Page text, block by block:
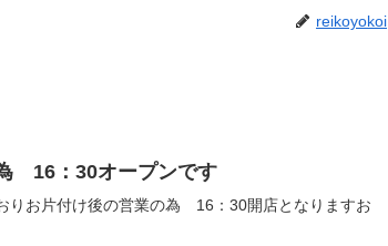
reikoyokoi
16：30オープンです
りお片付け後の営業の為 16：30開店となりますお